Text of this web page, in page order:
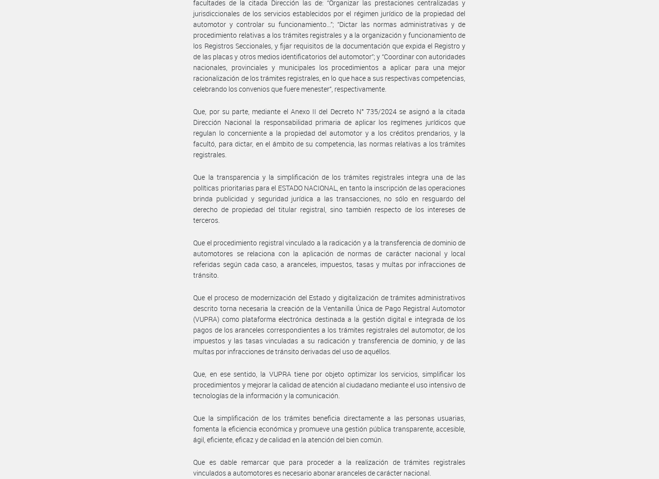
facultades de la citada Dirección las de: “Organizar las prestaciones centralizadas y
jurisdiccionales de los servicios establecidos por el régimen jurídico de la propiedad del
automotor y controlar su funcionamiento…”; “Dictar las normas administrativas y de
procedimiento relativas a los trámites registrales y a la organización y funcionamiento de
los Registros Seccionales, y fijar requisitos de la documentación que expida el Registro y
de las placas y otros medios identificatorios del automotor”; y “Coordinar con autoridades
nacionales, provinciales y municipales los procedimientos a aplicar para una mejor
racionalización de los trámites registrales, en lo que hace a sus respectivas competencias,
celebrando los convenios que fuere menester”, respectivamente.
Que, por su parte, mediante el Anexo II del Decreto N° 735/2024 se asignó a la citada
Dirección Nacional la responsabilidad primaria de aplicar los regímenes jurídicos que
regulan lo concerniente a la propiedad del automotor y a los créditos prendarios, y la
facultó, para dictar, en el ámbito de su competencia, las normas relativas a los trámites
registrales.
Que la transparencia y la simplificación de los trámites registrales integra una de las
políticas prioritarias para el ESTADO NACIONAL, en tanto la inscripción de las operaciones
brinda publicidad y seguridad jurídica a las transacciones, no sólo en resguardo del
derecho de propiedad del titular registral, sino también respecto de los intereses de
terceros.
Que el procedimiento registral vinculado a la radicación y a la transferencia de dominio de
automotores se relaciona con la aplicación de normas de carácter nacional y local
referidas según cada caso, a aranceles, impuestos, tasas y multas por infracciones de
tránsito.
Que el proceso de modernización del Estado y digitalización de trámites administrativos
descrito torna necesaria la creación de la Ventanilla Única de Pago Registral Automotor
(VUPRA) como plataforma electrónica destinada a la gestión digital e integrada de los
pagos de los aranceles correspondientes a los trámites registrales del automotor, de los
impuestos y las tasas vinculadas a su radicación y transferencia de dominio, y de las
multas por infracciones de tránsito derivadas del uso de aquéllos.
Que, en ese sentido, la VUPRA tiene por objeto optimizar los servicios, simplificar los
procedimientos y mejorar la calidad de atención al ciudadano mediante el uso intensivo de
tecnologías de la información y la comunicación.
Que la simplificación de los trámites beneficia directamente a las personas usuarias,
fomenta la eficiencia económica y promueve una gestión pública transparente, accesible,
ágil, eficiente, eficaz y de calidad en la atención del bien común.
Que es dable remarcar que para proceder a la realización de trámites registrales
vinculados a automotores es necesario abonar aranceles de carácter nacional.